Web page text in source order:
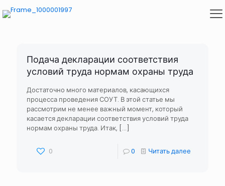
Подача декларации соответствия
условий труда нормам охраны труда
Достаточно много материалов, касающихся
процесса проведения СОУТ. В этой статье мы
рассмотрим не менее важный момент, который
касается декларации соответствия условий труда
нормам охраны труда. Итак, […]
0 0 Читать далее